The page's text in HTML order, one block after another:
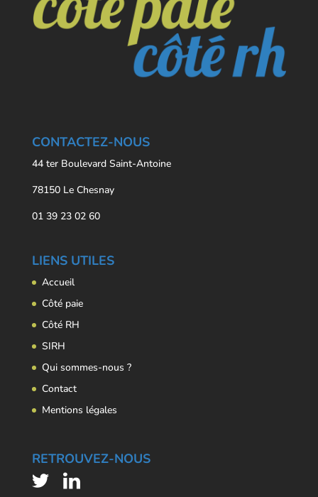
CONTACTEZ-NOUS
44 ter Boulevard Saint-Antoine
78150 Le Chesnay
01 39 23 02 60
LIENS UTILES
Accueil
Côté paie
Côté RH
SIRH
Qui sommes-nous ?
Contact
Mentions légales
RETROUVEZ-NOUS